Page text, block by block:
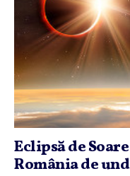
Eclipsă de
România de